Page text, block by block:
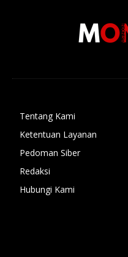
Tentang Kami
Ketentuan Layanan
Pedoman Siber
Redaksi
Hubungi Kami